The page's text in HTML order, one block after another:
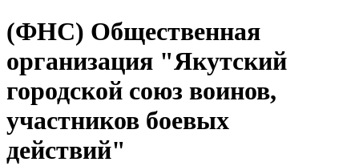
(ФНС) Общественная
организация "Якутский
городской союз воинов,
участников боевых
действий"